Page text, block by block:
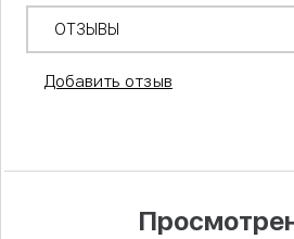
ОТЗЫВЫ
Добавить отзыв